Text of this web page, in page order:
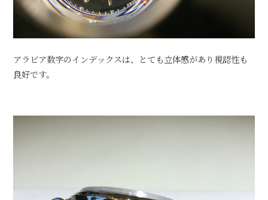
アラビア数字のインデックスは、とても立体感があり視認性も
良好です。